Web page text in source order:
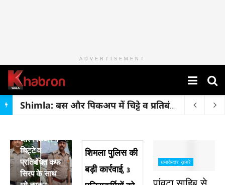
ADVERTISEMENT
Shimla: बस और पिकअप में चिट्टे व प्रतिबंधित कफ सिरप के साथ धरे तस्कर, आरोपियों में नाबालिग भी शामिल
मुख्य ख़बरें
और पिकअप में
चिट्टे व
प्रतिबंधित कफ
सिरप के साथ
शिमला पुलिस की
बड़ी कार्रवाई, 3
धमाकेदार ख़बरें